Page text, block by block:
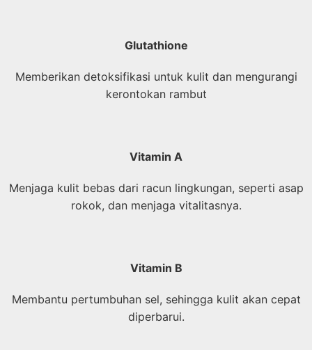
Glutathione
Memberikan detoksifikasi untuk kulit dan mengurangi
kerontokan rambut
Vitamin A
Menjaga kulit bebas dari racun lingkungan, seperti asap
rokok, dan menjaga vitalitasnya.
Vitamin B
Membantu pertumbuhan sel, sehingga kulit akan cepat
diperbarui.